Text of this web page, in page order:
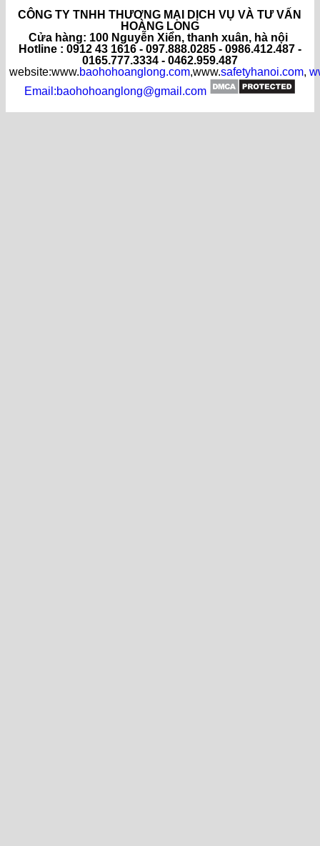
CÔNG TY TNHH THƯƠNG MẠI DỊCH VỤ VÀ TƯ VẤN
HOÀNG LONG
Cửa hàng: 100 Nguyễn Xiển, thanh xuân, hà nội
Hotline : 0912 43 1616 - 097.888.0285 - 0986.412.487 -
0165.777.3334 - 0462.959.487
website:www.baohohoanglong.com,www.safetyhanoi.com,
Email:baohohoanglong@gmail.com